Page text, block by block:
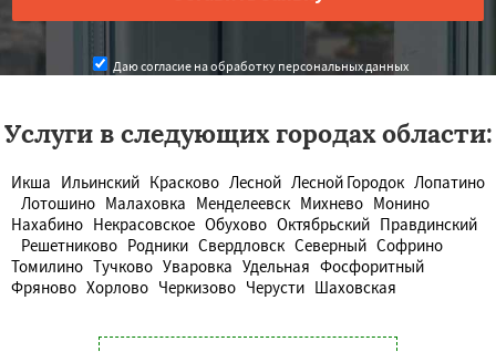
Даю согласие на обработку персональных данных
Услуги в следующих городах области:
Икша Ильинский Красково Лесной Лесной Городок Лопатино
Лотошино Малаховка Менделеевск Михнево Монино
Нахабино Некрасовское Обухово Октябрьский Правдинский
Решетниково Родники Свердловск Северный Софрино
Томилино Тучково Уваровка Удельная Фосфоритный
Фряново Хорлово Черкизово Черусти Шаховская